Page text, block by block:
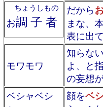
お調子者
ちょうしもの だから
まな、
表に出
モワモワ
知らな
よ、と
の妄想が
ベシャベシ
顔をベ